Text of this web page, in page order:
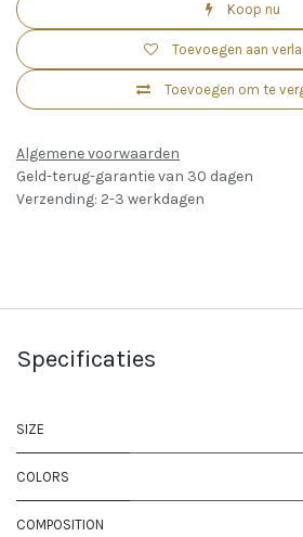
Koop nu
Toevoegen om te
Toevoegen aan
Algemene voorwaarden
Geld-terug-garantie van 30 dagen
Verzending: 2-3 werkdagen
Specificaties
SIZE
COLORS
COMPOSITION